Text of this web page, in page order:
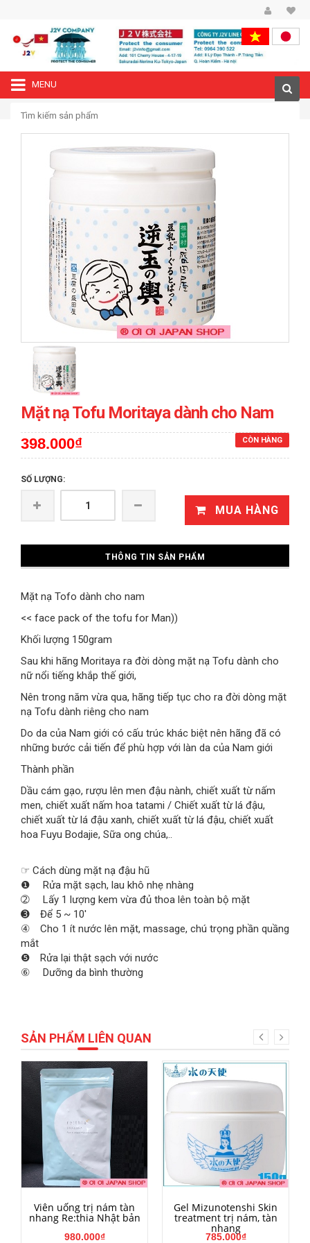
MENU
Mặt nạ Tofu Moritaya dành cho Nam
Mặt nạ Tofu Moritaya dành cho Nam
CÒN HÀNG
398.000₫
SỐ LƯỢNG:
MUA HÀNG
THÔNG TIN SẢN PHẨM
Mặt nạ Tofo dành cho nam
<< face pack of the tofu for Man))
Khối lượng 150gram
Sau khi hãng Moritaya ra đời dòng mặt nạ Tofu dành cho
nữ nổi tiếng khắp thế giới,
Nên trong năm vừa qua, hãng tiếp tục cho ra đời dòng mặt
nạ Tofu dành riêng cho nam
Do da của Nam giới có cấu trúc khác biệt nên hãng đã có
những bước cải tiến để phù hợp với làn da của Nam giới
Thành phần
Dầu cám gạo, rượu lên men đậu nành, chiết xuất từ nấm
men, chiết xuất nấm hoa tatami / Chiết xuất từ lá đậu,
chiết xuất từ lá đậu xanh, chiết xuất từ lá đậu, chiết xuất
hoa Fuyu Bodajie, Sữa ong chúa,..
☞ Cách dùng mặt nạ đậu hũ
❶ Rửa mặt sạch, lau khô nhẹ nhàng
➁ Lấy 1 lượng kem vừa đủ thoa lên toàn bộ mặt
➌ Để 5 ~ 10'
④ Cho 1 ít nước lên mặt, massage, chú trọng phần quầng
mắt
❺ Rửa lại thật sạch với nước
⑥ Dưỡng da bình thường
SẢN PHẨM LIÊN QUAN
HẾT HÀNG
Viên uống trị nám tàn
nhang Re:thia Nhật bản
980.000₫
MUA HÀNG
Gel Mizunotenshi Skin
treatment trị nám, tàn
nhang
785.000₫